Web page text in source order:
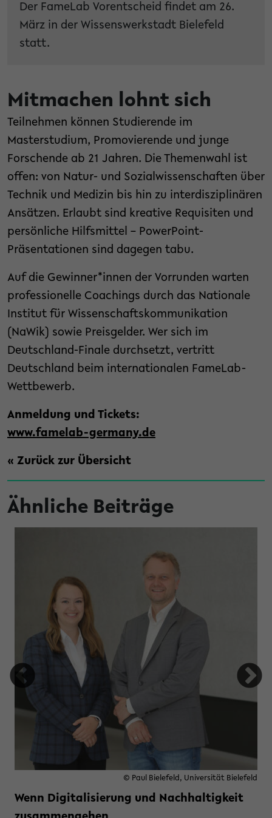
Der FameLab Vorentscheid findet am 26.
März in der Wissenswerkstadt Bielefeld
statt.
Mitmachen lohnt sich
Teilnehmen können Studierende im
Masterstudium, Promovierende und junge
Forschende ab 21 Jahren. Die Themenwahl ist
offen: von Natur- und Sozialwissenschaften über
Technik und Medizin bis hin zu interdisziplinären
Ansätzen. Erlaubt sind kreative Requisiten und
persönliche Hilfsmittel – PowerPoint-
Präsentationen sind dagegen tabu.
Auf die Gewinner*innen der Vorrunden warten
professionelle Coachings durch das Nationale
Institut für Wissenschaftskommunikation
(NaWik) sowie Preisgelder. Wer sich im
Deutschland-Finale durchsetzt, vertritt
Deutschland beim internationalen FameLab-
Wettbewerb.
Anmeldung und Tickets:
www.famelab-germany.de
« Zurück zur Übersicht
Ähnliche Beiträge
© Paul Bielefeld, Universität Bielefeld
Wenn Digitalisierung und Nachhaltigkeit